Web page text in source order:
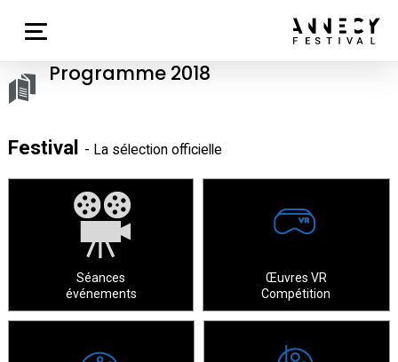
Programme 2018
Festival - La sélection officielle
Séances
événements
Œuvres VR
Compétition